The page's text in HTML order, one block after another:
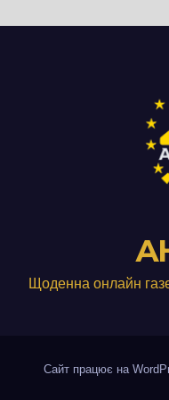
Щоденна онлайн
Сайт працює на